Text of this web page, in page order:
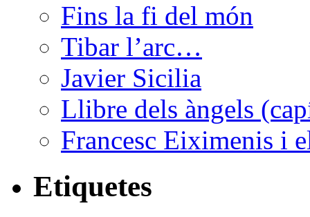
Fins la fi del món
Tibar l’arc…
Javier Sicilia
Llibre dels àngels
Francesc Eiximenis i
Etiquetes